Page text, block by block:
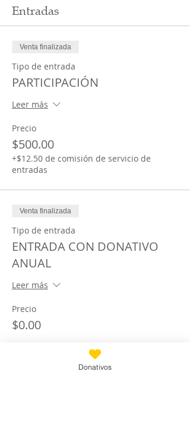
Entradas
Venta finalizada
Tipo de entrada
PARTICIPACIÓN
Leer más
Precio
$500.00
+$12.50 de comisión de servicio de
entradas
Venta finalizada
Tipo de entrada
ENTRADA CON DONATIVO
ANUAL
Leer más
Precio
$0.00
Donativos